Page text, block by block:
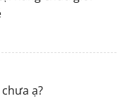
ạ?